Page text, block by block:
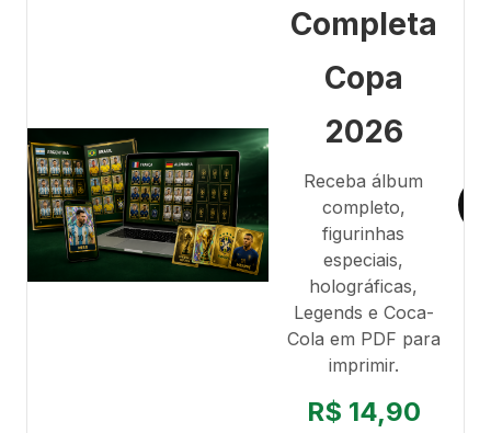
Completa
Copa
2026
Receba álbum
completo,
figurinhas
especiais,
holográficas,
Legends e Coca-
Cola em PDF para
imprimir.
R$ 14,90